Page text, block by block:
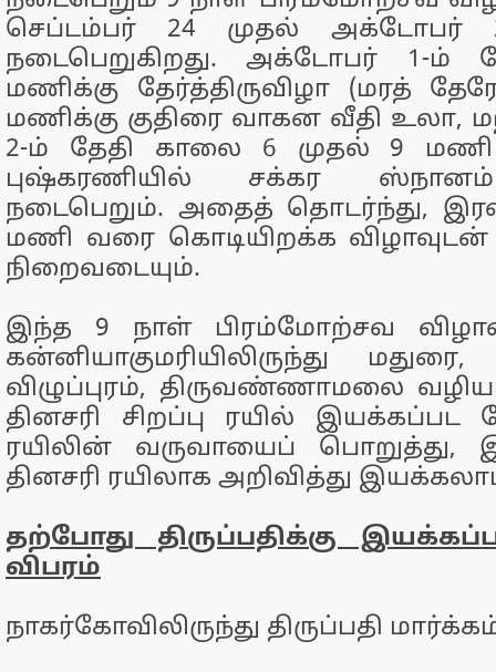
செப்டம்பர் 24 முதல் அக்டோபர்
நடைபெறுகிறது. அக்டோபர் 1-ம்
மணிக்கு தேர்த்திருவிழா (மரத்
மணிக்கு குதிரை வாகன வீதி உலா,
2-ம் தேதி காலை 6 முதல் 9
புஷ்கரணியில் சக்கர ஸ்நானம்
நடைபெறும். அதைத் தொடர்ந்து,
மணி வரை கொடியிறக்க
நிறைவடையும்.
இந்த 9 நாள் பிரம்மோற்சவ
கன்னியாகுமரியிலிருந்து மதுரை,
விழுப்புரம், திருவண்ணாமலை
தினசரி சிறப்பு ரயில்
ரயிலின் வருவாயைப் பொறுத்து,
தினசரி ரயிலாக அறிவித்து
தற்போது திருப்பதிக்கு
விபரம்
நாகர்கோவிலிருந்து திருப்பதி